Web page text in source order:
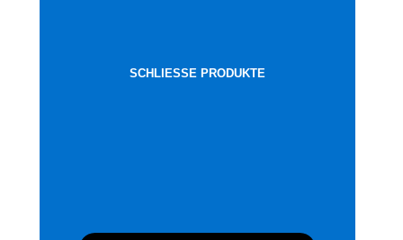
SCHLIESSE PRODUKTE